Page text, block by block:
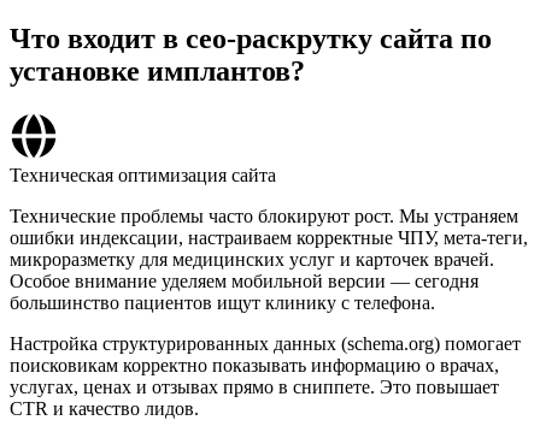
Что входит в сео-раскрутку сайта по
установке имплантов?
Техническая оптимизация сайта
Технические проблемы часто блокируют рост. Мы устраняем
ошибки индексации, настраиваем корректные ЧПУ, мета-теги,
микроразметку для медицинских услуг и карточек врачей.
Особое внимание уделяем мобильной версии — сегодня
большинство пациентов ищут клинику с телефона.
Настройка структурированных данных (schema.org) помогает
поисковикам корректно показывать информацию о врачах,
услугах, ценах и отзывах прямо в сниппете. Это повышает
CTR и качество лидов.